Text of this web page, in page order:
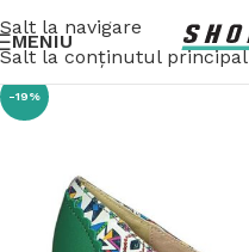
Salt la navigare
Salt la conținutul principal
MENIU
-19%